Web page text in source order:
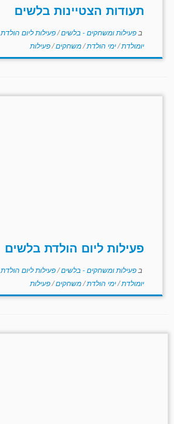
תעודות הצטיינות בלשים
ב פעילות ומשחקים - בלשים/פעילות ליום הולדת
יומולדת/ימי הולדת/משחקים/פעילות
פעילות ליום הולדת בלשים
ב פעילות ומשחקים - בלשים/פעילות ליום הולדת
יומולדת/ימי הולדת/משחקים/פעילות